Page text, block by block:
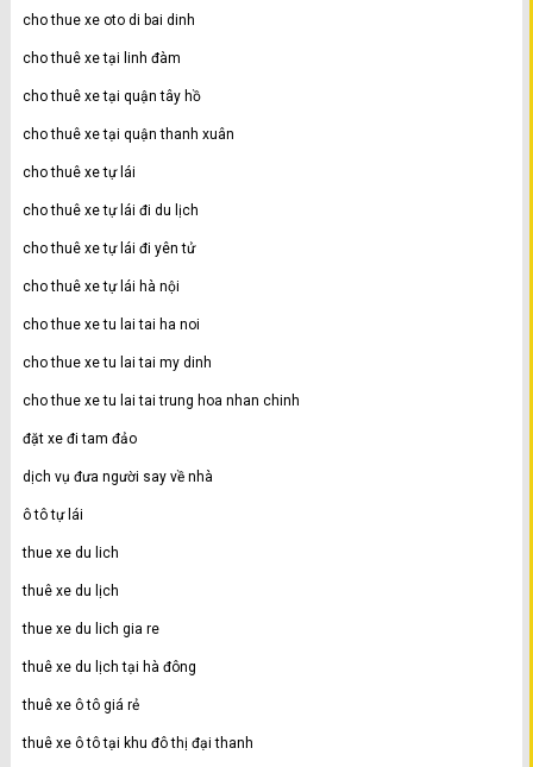
cho thue xe oto di bai dinh
cho thuê xe tại linh đàm
cho thuê xe tại quận tây hồ
cho thuê xe tại quận thanh xuân
cho thuê xe tự lái
cho thuê xe tự lái đi du lịch
cho thuê xe tự lái đi yên tử
cho thuê xe tự lái hà nội
cho thue xe tu lai tai ha noi
cho thue xe tu lai tai my dinh
cho thue xe tu lai tai trung hoa nhan chinh
đặt xe đi tam đảo
dịch vụ đưa người say về nhà
ô tô tự lái
thue xe du lich
thuê xe du lịch
thue xe du lich gia re
thuê xe du lịch tại hà đông
thuê xe ô tô giá rẻ
thuê xe ô tô tại khu đô thị đại thanh